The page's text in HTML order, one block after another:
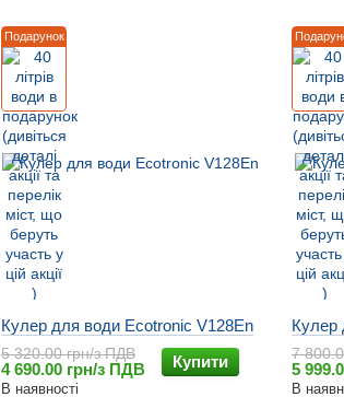
Подарунок
Кулер для води Ecotronic V128En
5 320.00 грн/з ПДВ
4 690.00 грн/з ПДВ Купити
В наявності
Кулер
7
5
В